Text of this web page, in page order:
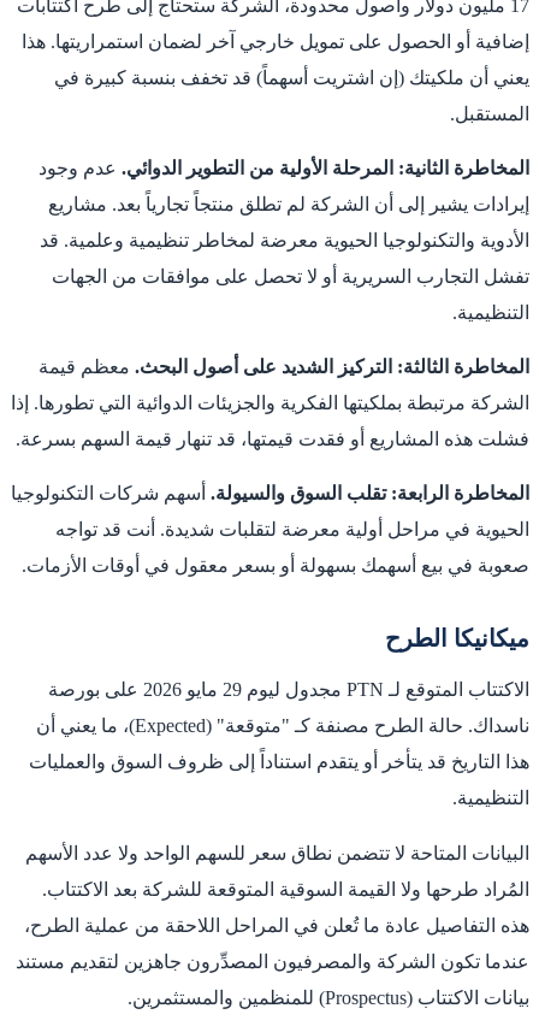
17 مليون دولار وأصول محدودة، الشركة ستحتاج إلى طرح اكتتابات
إضافية أو الحصول على تمويل خارجي آخر لضمان استمراريتها. هذا
يعني أن ملكيتك (إن اشتريت أسهماً) قد تخفف بنسبة كبيرة في
المستقبل.
المخاطرة الثانية: المرحلة الأولية من التطوير الدوائي. عدم وجود
إيرادات يشير إلى أن الشركة لم تطلق منتجاً تجارياً بعد. مشاريع
الأدوية والتكنولوجيا الحيوية معرضة لمخاطر تنظيمية وعلمية. قد
تفشل التجارب السريرية أو لا تحصل على موافقات من الجهات
التنظيمية.
المخاطرة الثالثة: التركيز الشديد على أصول البحث. معظم قيمة
الشركة مرتبطة بملكيتها الفكرية والجزيئات الدوائية التي تطورها. إذا
فشلت هذه المشاريع أو فقدت قيمتها، قد تنهار قيمة السهم بسرعة.
المخاطرة الرابعة: تقلب السوق والسيولة. أسهم شركات التكنولوجيا
الحيوية في مراحل أولية معرضة لتقلبات شديدة. أنت قد تواجه
صعوبة في بيع أسهمك بسهولة أو بسعر معقول في أوقات الأزمات.
ميكانيكا الطرح
الاكتتاب المتوقع لـ PTN مجدول ليوم 29 مايو 2026 على بورصة
ناسداك. حالة الطرح مصنفة كـ "متوقعة" (Expected)، ما يعني أن
هذا التاريخ قد يتأخر أو يتقدم استناداً إلى ظروف السوق والعمليات
التنظيمية.
البيانات المتاحة لا تتضمن نطاق سعر للسهم الواحد ولا عدد الأسهم
المُراد طرحها ولا القيمة السوقية المتوقعة للشركة بعد الاكتتاب.
هذه التفاصيل عادة ما تُعلن في المراحل اللاحقة من عملية الطرح،
عندما تكون الشركة والمصرفيون المصدِّرون جاهزين لتقديم مستند
بيانات الاكتتاب (Prospectus) للمنظمين والمستثمرين.